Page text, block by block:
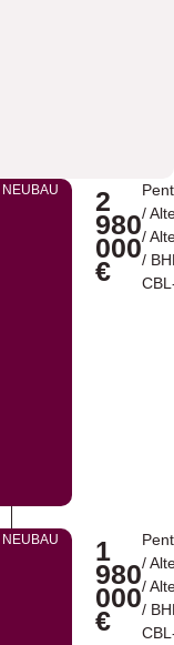
NEUBAU 2
980
000
€
/
/
/
NEUBAU 1
980
000
€
/
/
/